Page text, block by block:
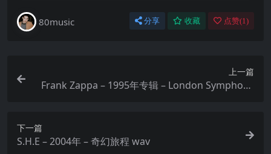
80music 分享 收藏 点赞(1)
上一篇
Frank Zappa – 1995年专辑 – London Symphony
下一篇
S.H.E – 2004年 – 奇幻旅程 wav